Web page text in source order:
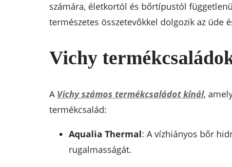
számára, életkortól és bőrtípustól
természetes összetevőkkel dolgozik az üde
Vichy
A Vichy számos termékcsaládot kínál,
termékcsalád:
Aqualia Thermal: A vízhiányos bőr
rugalmasságát.